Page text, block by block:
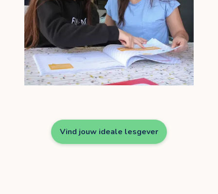
Vind jouw ideale lesgever